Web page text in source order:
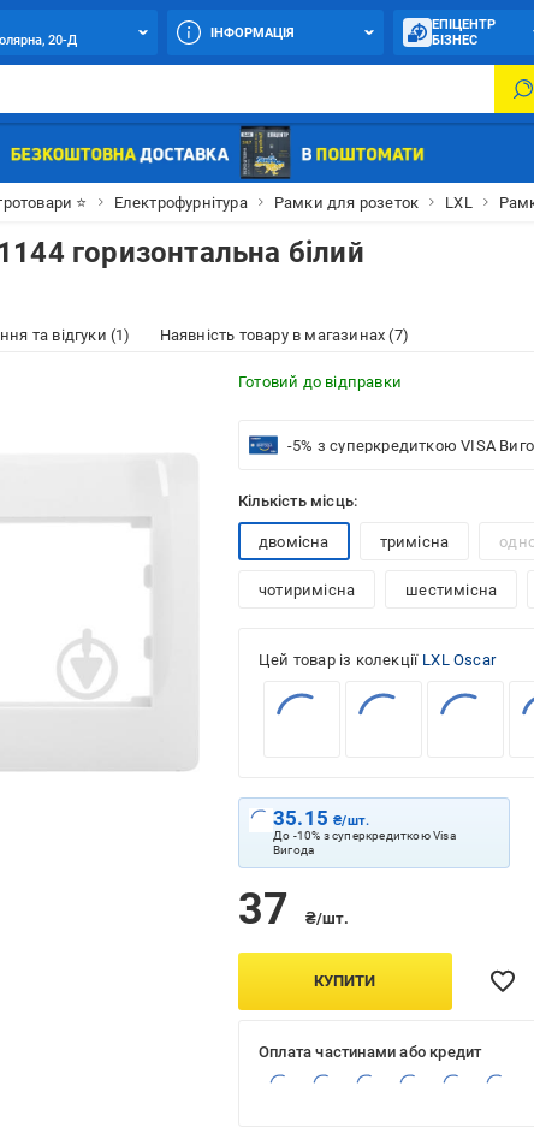
20-Д
ІНФОРМАЦІЯ
ЕПІЦЕНТР
БІЗНЕС
⭐ Електрофурнітура Рамки для розеток LXL
горизонтальна білий
та відгуки (1) Наявність товару в магазинах (7)
Готовий до відправки
-5% з суперкредиткою VISA
Кількість місць:
двомісна тримісна
чотиримісна шестимісна
Цей товар із колекції LXL Oscar
35.15₴/шт.
До -10% з суперкредиткою Visa
Вигода
37 ₴/шт.
КУПИТИ
Оплата частинами або кредит